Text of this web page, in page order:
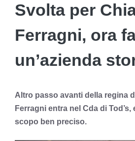
Svolta per
Ferragni, ora
un’azienda
Altro passo avanti della regina
Ferragni entra nel Cda di
scopo ben preciso.